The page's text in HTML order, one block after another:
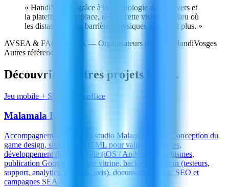
« HandiVosges, grâce à la technologie du Métavers et
la plateforme Ultiplace, réalise cette vision : un lieu où
les distances et les barrières physiques n'existent plus. »
AVSEA & FACE ILIHA — Organisateurs du salon HandiVosges
Autres références
Découvrir d'autres projets livrés .
Jeu mobile + Site & Backoffice
Malamala King
Accompagnement A à Z du studio Malamala King : conception du
game design, simulateur HTML pour valider les règles,
développement du jeu mobile (iOS / Android), graphismes,
publication Google Play, site vitrine, backoffice admin (testeurs,
support, analytics, revenus, avis), documents légaux, SEO et
campagnes SEA.